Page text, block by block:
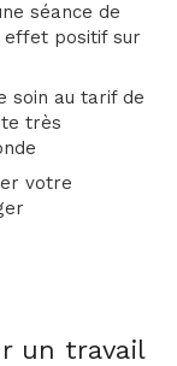
séance de
effet positif sur
soin au tarif de
très
votre
un travail